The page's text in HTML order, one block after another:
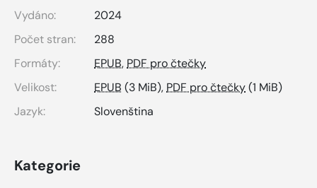
Vydáno:
2024
Počet stran:
288
Formáty:
EPUB,PDF pro čtečky
Velikost:
EPUB (3 MiB),PDF pro čtečky(1 MiB)
Jazyk:
Slovenština
Kategorie